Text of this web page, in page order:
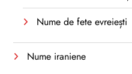
Nume de fete evreiești
Nume iraniene